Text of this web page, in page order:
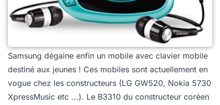
Samsung dégaine enfin un mobile avec clavier mobile
destiné aux jeunes ! Ces mobiles sont actuellement en
vogue chez les constructeurs (LG GW520, Nokia 5730
XpressMusic etc ...). Le B3310 du constructeur coréen